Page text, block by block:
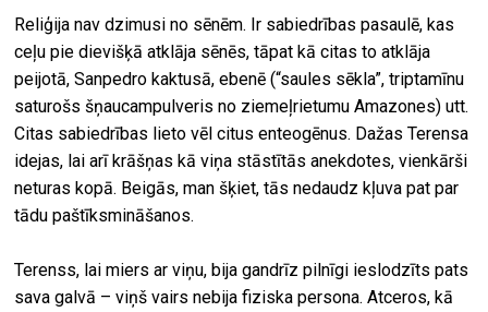
Reliģija nav dzimusi no sēnēm. Ir sabiedrības pasaulē, kas
ceļu pie dievišķā atklāja sēnēs, tāpat kā citas to atklāja
peijotā, Sanpedro kaktusā, ebenē (“saules sēkla”, triptamīnu
saturošs šņaucampulveris no ziemeļrietumu Amazones) utt.
Citas sabiedrības lieto vēl citus enteogēnus. Dažas Terensa
idejas, lai arī krāšņas kā viņa stāstītās anekdotes, vienkārši
neturas kopā. Beigās, man šķiet, tās nedaudz kļuva pat par
tādu paštīksmināšanos.
Terenss, lai miers ar viņu, bija gandrīz pilnīgi ieslodzīts pats
sava galvā – viņš vairs nebija fiziska persona. Atceros, kā